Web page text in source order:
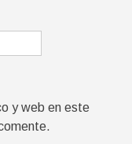
y web en este